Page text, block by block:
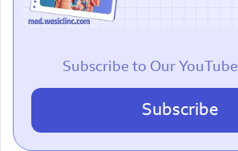
Subscribe to Our
Subscribe